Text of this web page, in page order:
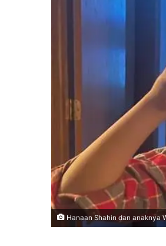
Hanaan Shahin dan anaknya